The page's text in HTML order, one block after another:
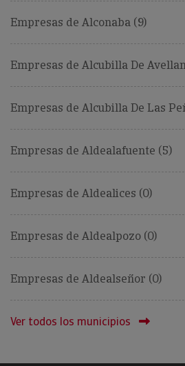
Empresas de Alconaba (9)
Empresas de Alcubilla De
Empresas de Alcubilla De Las
Empresas de Aldealafuente (5)
Empresas de Aldealices (0)
Empresas de Aldealpozo (0)
Empresas de Aldealseñor (0)
Ver todos los municipios